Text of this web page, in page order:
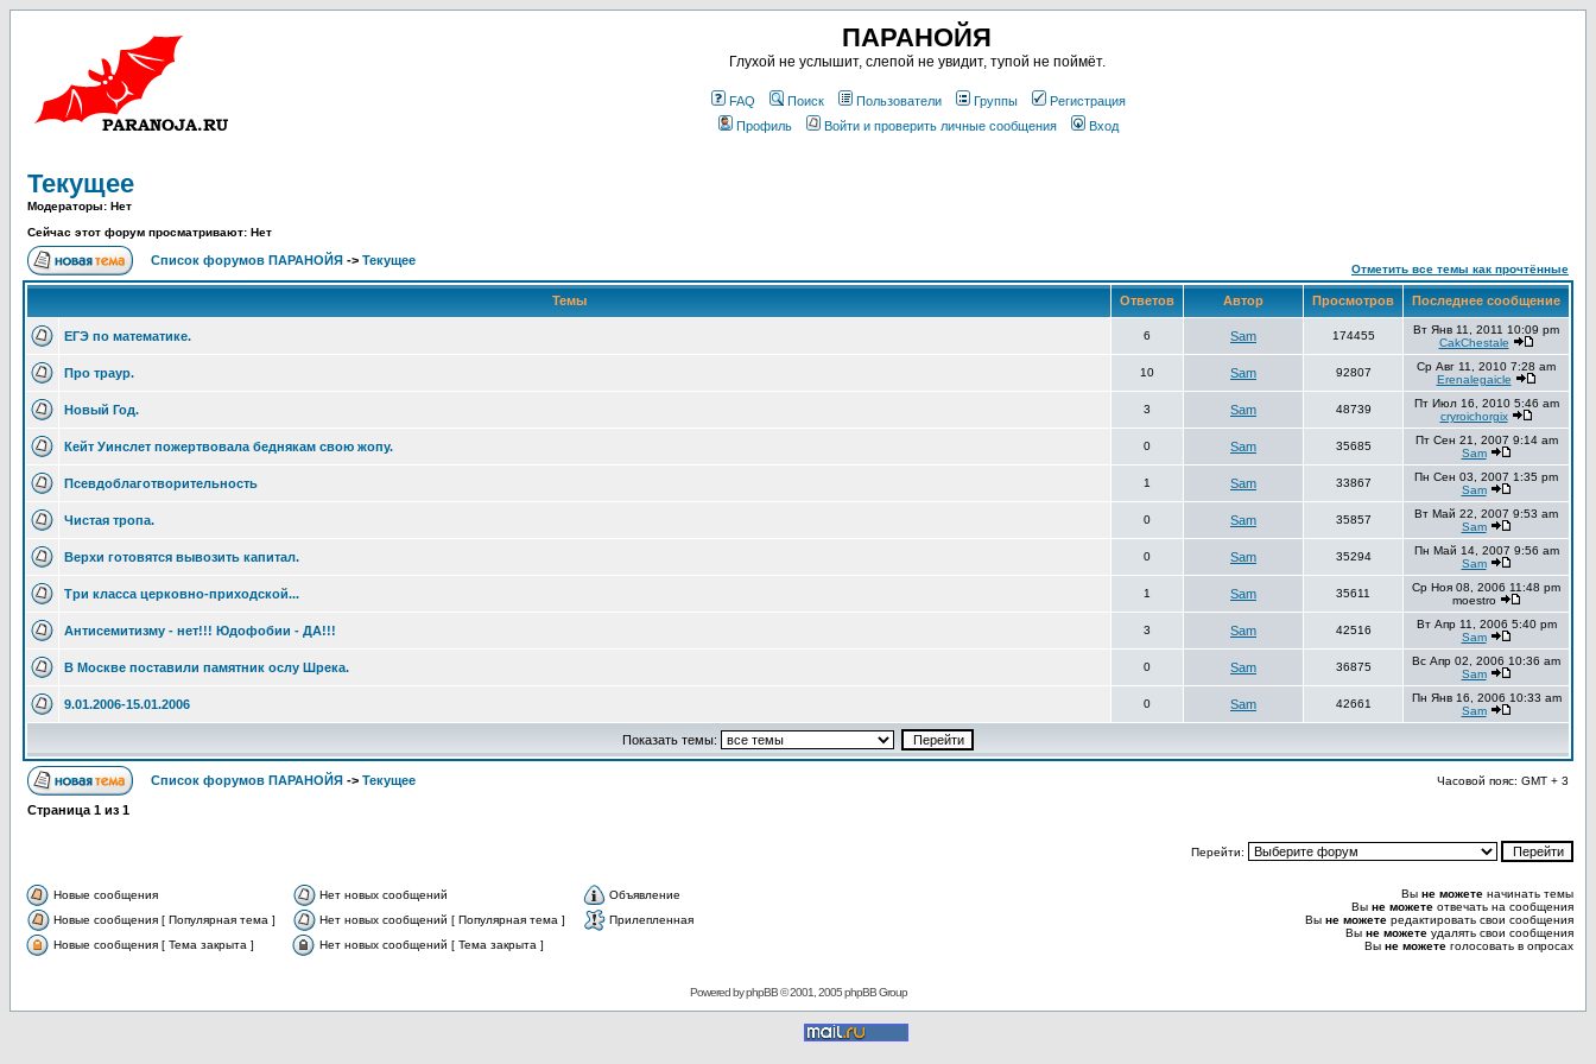
ПАРАНОЙЯ
Глухой не услышит, слепой не увидит, тупой не поймёт.
FAQ Поиск Пользователи Группы
Регистрация
Профиль
Войти и проверить личные сообщения Вход
Текущее
Модераторы: Нет
Сейчас этот форум просматривают: Нет
Список форумов ПАРАНОЙЯ -> Текущее
Отметить все темы как прочтённые
Темы Ответов Автор Просмотров Последнее сообщение
ЕГЭ по математике. 6 Sam 174455
Вт Янв 11, 2011 10:09 pm
CakChestale
Про траур. 10 Sam 92807
Ср Авг 11, 2010 7:28 am
Erenalegaicle
Новый Год. 3 Sam 48739
Пт Июл 16, 2010 5:46 am
cryroichorgix
Кейт Уинслет пожертвовала беднякам свою жопу. 0 Sam 35685
Пт Сен 21, 2007 9:14 am
Sam
Псевдоблаготворительность 1 Sam 33867
Пн Сен 03, 2007 1:35 pm
Sam
Чистая тропа. 0 Sam 35857
Вт Май 22, 2007 9:53 am
Sam
Верхи готовятся вывозить капитал. 0 Sam 35294
Пн Май 14, 2007 9:56 am
Sam
Три класса церковно-приходской... 1 Sam 35611
Ср Ноя 08, 2006 11:48 pm
moestro
Антисемитизму - нет!!! Юдофобии - ДА!!! 3 Sam 42516
Вт Апр 11, 2006 5:40 pm
Sam
В Москве поставили памятник ослу Шрека. 0 Sam 36875
Вс Апр 02, 2006 10:36 am
Sam
9.01.2006-15.01.2006 0 Sam 42661
Пн Янв 16, 2006 10:33 am
Sam
Показать темы:
Список форумов ПАРАНОЙЯ -> Текущее Часовой пояс: GMT + 3
Страница 1 из 1
Перейти:
Новые сообщения Нет новых сообщений
Объявление
Новые сообщения [ Популярная тема ]
Нет новых сообщений [ Популярная тема ]
Прилепленная
Новые сообщения [ Тема закрыта ]
Нет новых сообщений [ Тема закрыта ]
Вы не можете начинать темы
Вы не можете отвечать на сообщения
Вы не можете редактировать свои сообщения
Вы не можете удалять свои сообщения
Вы не можете голосовать в опросах
Powered byphpBB© 2001, 2005 phpBB Group